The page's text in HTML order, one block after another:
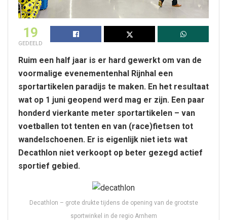
19
GEDEELD
Ruim een half jaar is er hard gewerkt om van de
voormalige evenementenhal Rijnhal een
sportartikelen paradijs te maken. En het resultaat
wat op 1 juni geopend werd mag er zijn. Een paar
honderd vierkante meter sportartikelen – van
voetballen tot tenten en van (race)fietsen tot
wandelschoenen. Er is eigenlijk niet iets wat
Decathlon niet verkoopt op beter gezegd actief
sportief gebied.
Decathlon – grote drukte tijdens de opening van de grootste
sportwinkel in de regio Arnhem